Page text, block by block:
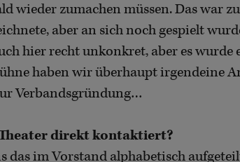
wieder zumachen müssen. Das war
aber an sich noch gespielt
hier recht unkonkret, aber es
haben wir überhaupt irgendeine
Verbandsgründung…
direkt kontaktiert?
das im Vorstand alphabetisch